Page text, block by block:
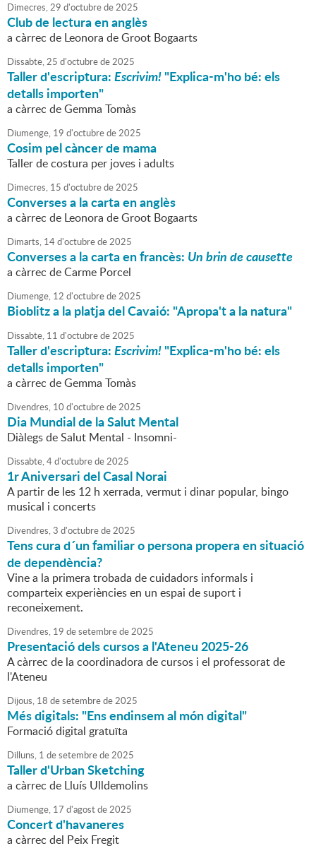
Dimecres,29 d'octubrede2025
Club de lectura en anglès
a càrrec de Leonora de Groot Bogaarts
Dissabte,25 d'octubrede2025
Taller d'escriptura:Escrivim!"Explica-m'ho bé: els
detalls importen"
a càrrec de Gemma Tomàs
Diumenge, 19 d'octubrede2025
Cosim pel càncer de mama
Taller de costura per joves i adults
Dimecres, 15 d'octubrede2025
Converses a la carta en anglès
a càrrec de Leonora de Groot Bogaarts
Dimarts, 14d'octubrede2025
Converses a la carta en francès: Un brin de causette
a càrrec de Carme Porcel
Diumenge, 12 d'octubrede2025
Bioblitz a la platja del Cavaió: "Apropa't a la natura"
Dissabte, 11 d'octubrede2025
Taller d'escriptura:Escrivim!"Explica-m'ho bé: els
detalls importen"
a càrrec de Gemma Tomàs
Divendres, 10 d'octubrede2025
Dia Mundial de la Salut Mental
Diàlegs de Salut Mental - Insomni-
Dissabte,4d'octubrede2025
1r Aniversari del Casal Norai
A partir de les 12 h xerrada, vermut i dinar popular, bingo
musical i concerts
Divendres,3 d'octubrede2025
Tens cura d´un familiar o persona propera en situació
de dependència?
Vine a la primera trobada de cuidadors informals i
comparteix experiències en un espai de suport i
reconeixement.
Divendres, 19 desetembrede2025
Presentació dels cursos a l'Ateneu 2025-26
A càrrec de la coordinadora de cursos i el professorat de
l'Ateneu
Dijous, 18 desetembrede2025
Més digitals: "Ens endinsem al món digital"
Formació digital gratuïta
Dilluns, 1 desetembrede2025
Taller d'Urban Sketching
a càrrec de Lluís Ulldemolins
Diumenge, 17 d'agostde2025
Concert d'havaneres
a càrrec del Peix Fregit